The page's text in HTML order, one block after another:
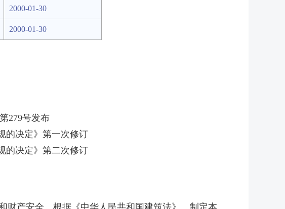
2000-01-30
2000-01-30
279号发布
的决定》第一次修订
的决定》第二次修订
产安全，根据《中华人民共和国建筑法》，制定本